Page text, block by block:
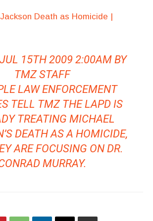
Death as Homicide |
15TH 2009 2:00AM BY
TMZ STAFF
LAW ENFORCEMENT
TELL TMZ THE LAPD IS
TREATING MICHAEL
DEATH AS A HOMICIDE,
ARE FOCUSING ON DR.
MURRAY.